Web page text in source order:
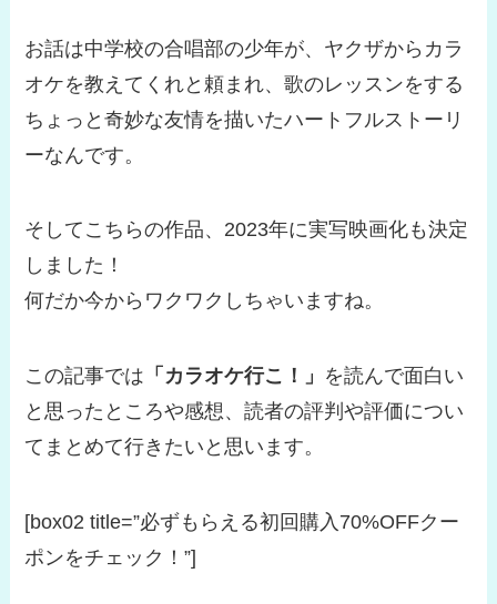
お話は中学校の合唱部の少年が、ヤクザからカラ
オケを教えてくれと頼まれ、歌のレッスンをする
ちょっと奇妙な友情を描いたハートフルストーリ
ーなんです。
そしてこちらの作品、2023年に実写映画化も決定
しました！
何だか今からワクワクしちゃいますね。
この記事では 「カラオケ行こ！」 を読んで面白い
と思ったところや感想、読者の評判や評価につい
てまとめて行きたいと思います。
[box02 title=”必ずもらえる初回購入70%OFFクー
ポンをチェック！”]